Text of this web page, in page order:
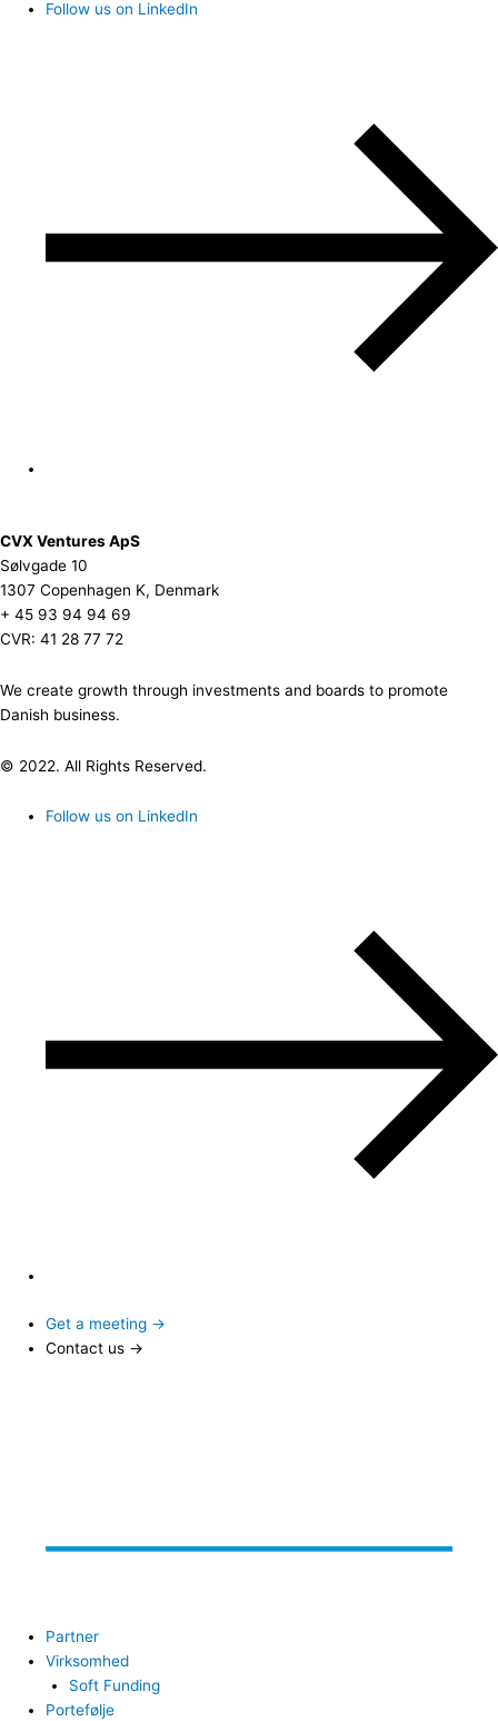
Follow us on LinkedIn
CVX Ventures ApS
Sølvgade 10
1307 Copenhagen K, Denmark
+ 45 93 94 94 69
CVR: 41 28 77 72
We create growth through investments and boards to promote
Danish business.
© 2022. All Rights Reserved.
Follow us on LinkedIn
Get a meeting →
Contact us →
Partner
Virksomhed
Soft Funding
Portefølje